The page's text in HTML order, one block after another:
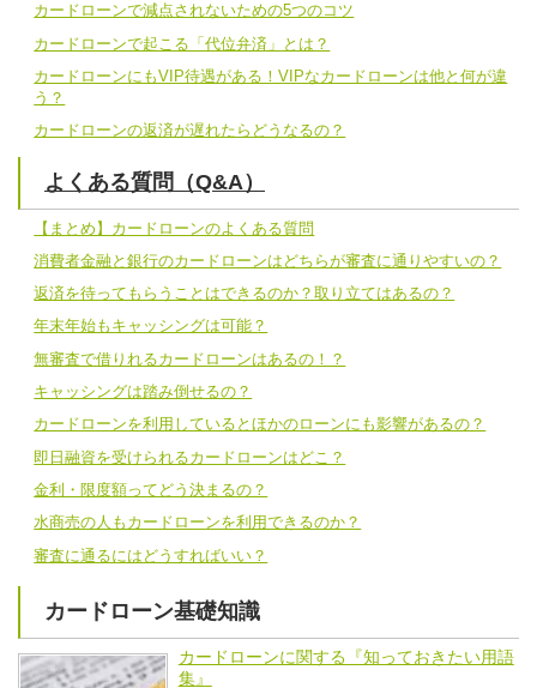
カードローンで減点されないための5つのコツ
カードローンで起こる「代位弁済」とは？
カードローンにもVIP待遇がある！VIPなカードローンは他と何が違
う？
カードローンの返済が遅れたらどうなるの？
よくある質問（Q&A）
【まとめ】カードローンのよくある質問
消費者金融と銀行のカードローンはどちらが審査に通りやすいの？
返済を待ってもらうことはできるのか？取り立てはあるの？
年末年始もキャッシングは可能？
無審査で借りれるカードローンはあるの！？
キャッシングは踏み倒せるの？
カードローンを利用しているとほかのローンにも影響があるの？
即日融資を受けられるカードローンはどこ？
金利・限度額ってどう決まるの？
水商売の人もカードローンを利用できるのか？
審査に通るにはどうすればいい？
カードローン基礎知識
カードローンに関する『知っておきたい用語
集』